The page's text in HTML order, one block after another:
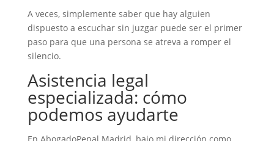
A veces, simplemente saber que hay alguien
dispuesto a escuchar sin juzgar puede ser el primer
paso para que una persona se atreva a romper el
silencio.
Asistencia legal
especializada: cómo
podemos ayudarte